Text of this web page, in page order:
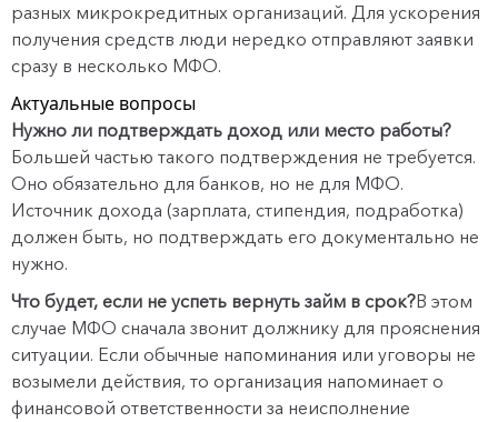
разных микрокредитных организаций. Для ускорения
получения средств люди нередко отправляют заявки
сразу в несколько МФО.
Актуальные вопросы
Нужно ли подтверждать доход или место работы?
Большей частью такого подтверждения не требуется.
Оно обязательно для банков, но не для МФО.
Источник дохода (зарплата, стипендия, подработка)
должен быть, но подтверждать его документально не
нужно.
Что будет, если не успеть вернуть займ в срок?В этом
случае МФО сначала звонит должнику для прояснения
ситуации. Если обычные напоминания или уговоры не
возымели действия, то организация напоминает о
финансовой ответственности за неисполнение